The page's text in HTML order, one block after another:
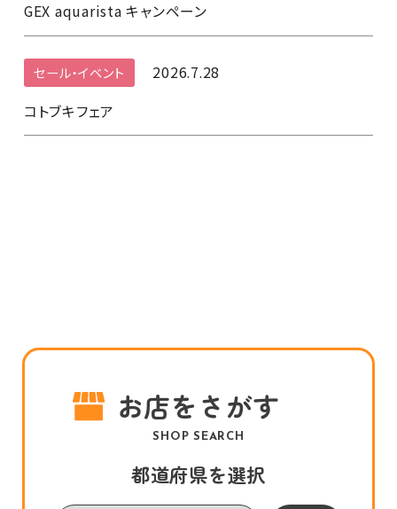
GEX aquarista キャンペーン
セール・イベント
2026.7.28
コトブキフェア
お店をさがす
SHOP SEARCH
都道府県を選択